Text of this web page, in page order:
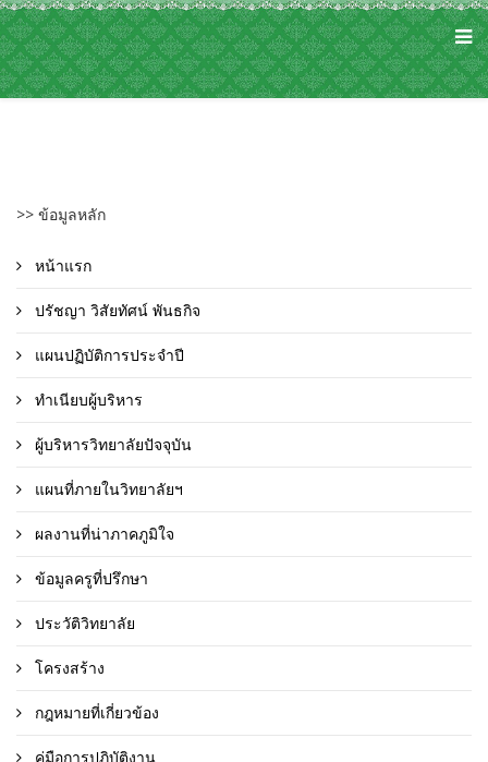
>> ข้อมูลหลัก
หน้าแรก
ปรัชญา วิสัยทัศน์ พันธกิจ
แผนปฏิบัติการประจำปี
ทำเนียบผู้บริหาร
ผู้บริหารวิทยาลัยปัจจุบัน
แผนที่ภายในวิทยาลัยฯ
ผลงานที่น่าภาคภูมิใจ
ข้อมูลครูที่ปรึกษา
ประวัติวิทยาลัย
โครงสร้าง
กฎหมายที่เกี่ยวข้อง
คู่มือการปฏิบัติงาน